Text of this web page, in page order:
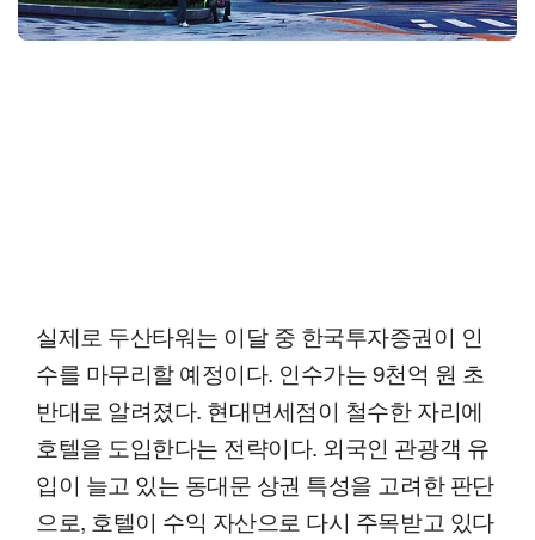
실제로 두산타워는 이달 중 한국투자증권이 인
수를 마무리할 예정이다. 인수가는 9천억 원 초
반대로 알려졌다. 현대면세점이 철수한 자리에
호텔을 도입한다는 전략이다. 외국인 관광객 유
입이 늘고 있는 동대문 상권 특성을 고려한 판단
으로, 호텔이 수익 자산으로 다시 주목받고 있다